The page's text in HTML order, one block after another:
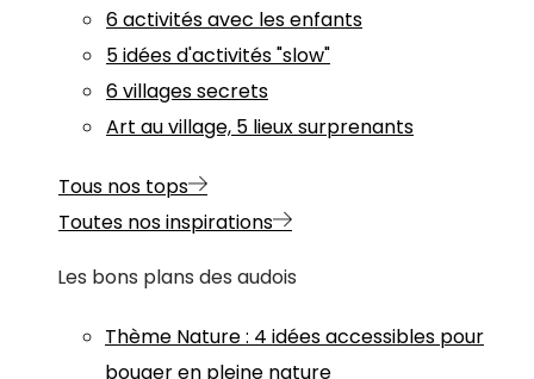
6 activités avec les enfants
5 idées d'activités "slow"
6 villages secrets
Art au village, 5 lieux surprenants
Tous nos tops
Toutes nos inspirations
Les bons plans des audois
Thème Nature: 4 idées accessibles pour
bouger en pleine nature